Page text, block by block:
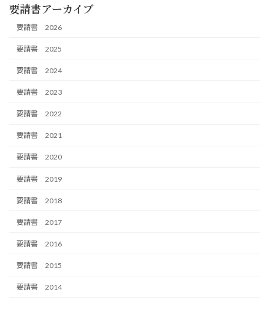
要請書アーカイブ
要請書 2026
要請書 2025
要請書 2024
要請書 2023
要請書 2022
要請書 2021
要請書 2020
要請書 2019
要請書 2018
要請書 2017
要請書 2016
要請書 2015
要請書 2014